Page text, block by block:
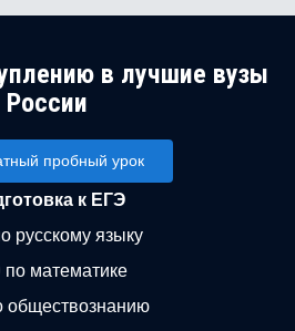
в лучшие вузы
России
пробный урок
к ЕГЭ
русскому языку
математике
обществознанию